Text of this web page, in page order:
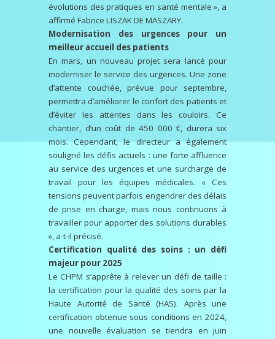
évolutions des pratiques en santé mentale », a
affirmé Fabrice LISZAK DE MASZARY.
Modernisation des urgences pour un
meilleur accueil des patients
En mars, un nouveau projet sera lancé pour
moderniser le service des urgences. Une zone
d’attente couchée, prévue pour septembre,
permettra d’améliorer le confort des patients et
d’éviter les attentes dans les couloirs. Ce
chantier, d’un coût de 450 000 €, durera six
mois. Cependant, le directeur a également
souligné les défis actuels : une forte affluence
au service des urgences et une surcharge de
travail pour les équipes médicales. « Ces
tensions peuvent parfois engendrer des délais
de prise en charge, mais nous continuons à
travailler pour apporter des solutions durables
», a-t-il précisé.
Certification qualité des soins : un défi
majeur pour 2025
Le CHPM s’apprête à relever un défi de taille :
la certification pour la qualité des soins par la
Haute Autorité de Santé (HAS). Après une
certification obtenue sous conditions en 2024,
une nouvelle évaluation se tiendra en juin